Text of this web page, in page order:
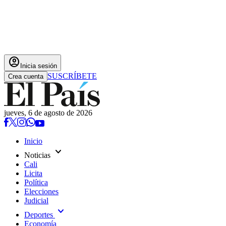
account_circle Inicia sesión
Crea cuenta SUSCRÍBETE
jueves, 6 de agosto de 2026
Inicio
Noticias expand_more
Cali
Licita
Política
Elecciones
Judicial
Deportes expand_more
Economía